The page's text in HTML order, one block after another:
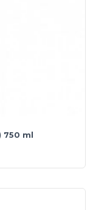
ml